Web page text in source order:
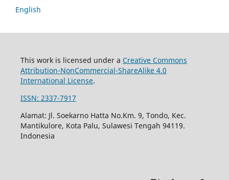
English
This work is licensed under a Creative Commons
Attribution-NonCommercial-ShareAlike 4.0
International License.
ISSN: 2337-7917
Alamat: Jl. Soekarno Hatta No.Km. 9, Tondo, Kec.
Mantikulore, Kota Palu, Sulawesi Tengah 94119.
Indonesia